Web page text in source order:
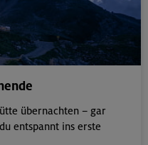
übernachten – gar
entspannt ins erste